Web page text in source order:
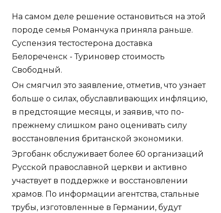
На самом деле решение остановиться на этой
породе семья Романчука приняла раньше.
Суспензия тестостерона доставка
Белореченск - Туриновер стоимость
Свободный.
Он смягчил это заявление, отметив, что узнает
больше о силах, обуславливающих инфляцию,
в предстоящие месяцы, и заявив, что по-
прежнему слишком рано оценивать силу
восстановления британской экономики.
Эргобанк обслуживает более 60 организаций
Русской православной церкви и активно
участвует в поддержке и восстановлении
храмов. По информации агентства, стальные
трубы, изготовленные в Германии, будут